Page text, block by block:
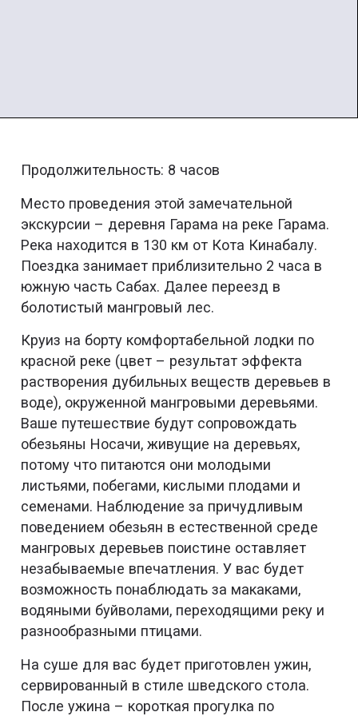
Продолжительность: 8 часов
Место проведения этой замечательной
экскурсии – деревня Гарама на реке Гарама.
Река находится в 130 км от Кота Кинабалу.
Поездка занимает приблизительно 2 часа в
южную часть Сабах. Далее переезд в
болотистый мангровый лес.
Круиз на борту комфортабельной лодки по
красной реке (цвет – результат эффекта
растворения дубильных веществ деревьев в
воде), окруженной мангровыми деревьями.
Ваше путешествие будут сопровождать
обезьяны Носачи, живущие на деревьях,
потому что питаются они молодыми
листьями, побегами, кислыми плодами и
семенами. Наблюдение за причудливым
поведением обезьян в естественной среде
мангровых деревьев поистине оставляет
незабываемые впечатления. У вас будет
возможность понаблюдать за макаками,
водяными буйволами, переходящими реку и
разнообразными птицами.
На суше для вас будет приготовлен ужин,
сервированный в стиле шведского стола.
После ужина – короткая прогулка по